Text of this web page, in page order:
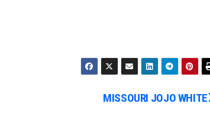
MISSOURI JOJO WHITE